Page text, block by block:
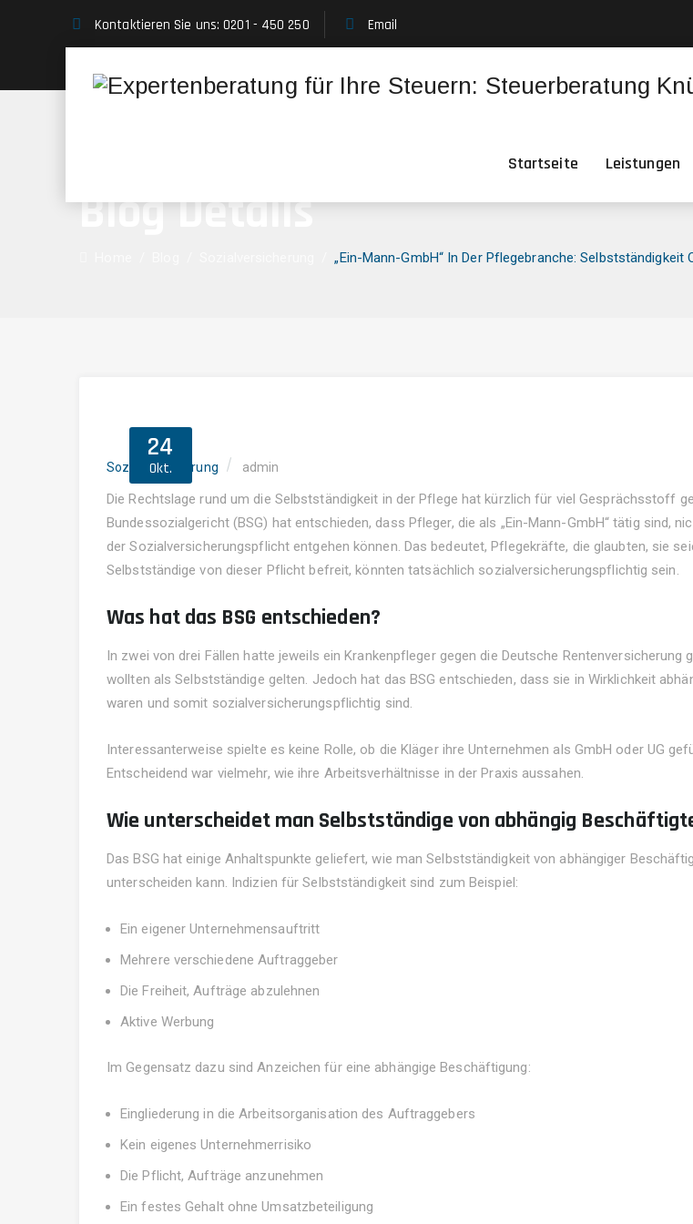
Kontaktieren Sie uns: 0201 - 450 250 Email
Startseite Leistungen
Blog Details
/„Ein-Mann-GmbH“ In Der Pflegebranche:
24
Okt.
Sozialversicherung admin
Die Rechtslage rund um die Selbstständigkeit in der Pflege hat kürzlich für viel Gesprächsstoff
Bundessozialgericht (BSG) hat entschieden, dass Pfleger, die als „Ein-Mann-GmbH“ tätig sind,
der Sozialversicherungspflicht entgehen können. Das bedeutet, Pflegekräfte, die glaubten, sie
Selbstständige von dieser Pflicht befreit, könnten tatsächlich sozialversicherungspflichtig sein.
Was hat das BSG entschieden?
In zwei von drei Fällen hatte jeweils ein Krankenpfleger gegen die Deutsche Rentenversicherung
wollten als Selbstständige gelten. Jedoch hat das BSG entschieden, dass sie in Wirklichkeit
waren und somit sozialversicherungspflichtig sind.
Interessanterweise spielte es keine Rolle, ob die Kläger ihre Unternehmen als GmbH oder UG
Entscheidend war vielmehr, wie ihre Arbeitsverhältnisse in der Praxis aussahen.
Wie unterscheidet man Selbstständige von abhängig
Das BSG hat einige Anhaltspunkte geliefert, wie man Selbstständigkeit von abhängiger
unterscheiden kann. Indizien für Selbstständigkeit sind zum Beispiel:
Ein eigener Unternehmensauftritt
Mehrere verschiedene Auftraggeber
Die Freiheit, Aufträge abzulehnen
Aktive Werbung
Im Gegensatz dazu sind Anzeichen für eine abhängige Beschäftigung:
Eingliederung in die Arbeitsorganisation des Auftraggebers
Kein eigenes Unternehmerrisiko
Die Pflicht, Aufträge anzunehmen
Ein festes Gehalt ohne Umsatzbeteiligung